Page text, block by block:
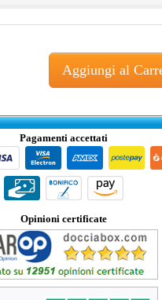
Aggiungi al
Pagamenti accettati
Opinioni certificate